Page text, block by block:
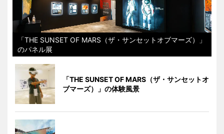
「THE SUNSET OF MARS（ザ・サンセットオブマーズ）」
のパネル展
「THE SUNSET OF MARS（ザ・サンセットオ
ブマーズ）」の体験風景